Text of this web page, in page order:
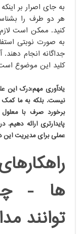
به جای اصرار بر
هر دو طرف را
کنید. ممکن است
به صورت نوبتی
جداگانه انجام
کلید این موضوع
یادآوری مهم:درک این
نیست. بلکه به ما کمک
برخورد صرف با معلول
پایدارتری ارائه
عملی برای مدیریت این
ها -
توانند